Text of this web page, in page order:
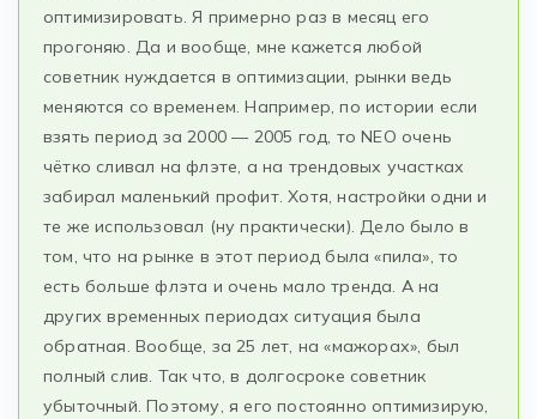
оптимизировать. Я примерно раз в месяц его
прогоняю. Да и вообще, мне кажется любой
советник нуждается в оптимизации, рынки ведь
меняются со временем. Например, по истории если
взять период за 2000 — 2005 год, то NEO очень
чётко сливал на флэте, а на трендовых участках
забирал маленький профит. Хотя, настройки одни и
те же использовал (ну практически). Дело было в
том, что на рынке в этот период была «пила», то
есть больше флэта и очень мало тренда. А на
других временных периодах ситуация была
обратная. Вообще, за 25 лет, на «мажорах», был
полный слив. Так что, в долгосроке советник
убыточный. Поэтому, я его постоянно оптимизирую,